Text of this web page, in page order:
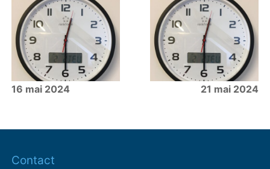
16 mai 2024 21 mai 2024
Contact